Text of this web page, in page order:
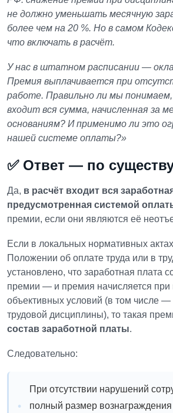
не должно уменьшать месячную
более чем на 20 %. Но в самом
что включать в расчёт.
У нас в штатном расписании —
Премия выплачивается при
работе. Правильно ли мы
входит вся сумма, начисленная за
основаниям? И применимо ли это
нашей системе оплаты?»
✅ Ответ — по
Да, в расчёт входит вся
предусмотренная системой
премии, если они являются её
Если в локальных нормативных
Положении об оплате труда или в
установлено, что заработная плата
премии — и премия начисляется
объективных условий (в том числе
трудовой дисциплины), то такая
состав заработной платы.
Следовательно:
При отсутствии нарушений
полный размер